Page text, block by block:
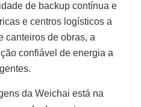
de backup contínua e
e centros logísticos a
canteiros de obras, a
confiável de energia a
da Weichai está na